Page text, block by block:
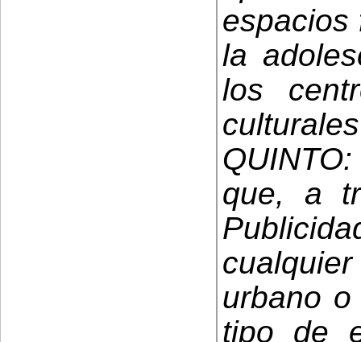
espacios
la
los
que, a
urbano
tipo de